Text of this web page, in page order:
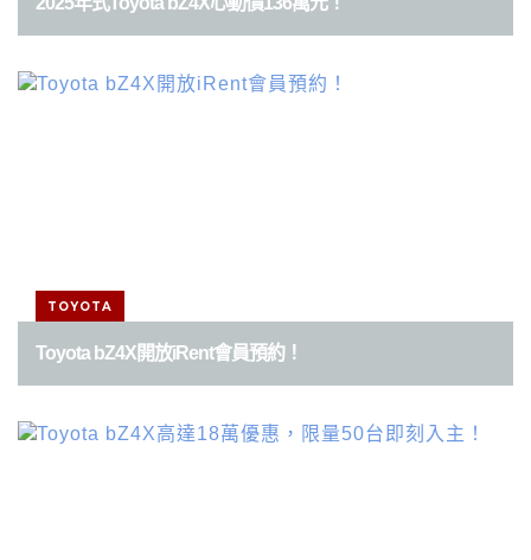
TOYOTA
Toyota bZ4X開放iRent會員預約！